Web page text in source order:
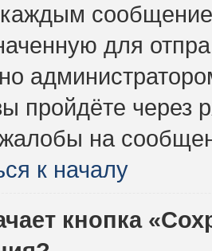
для
пройдёте
на
к началу
кнопка